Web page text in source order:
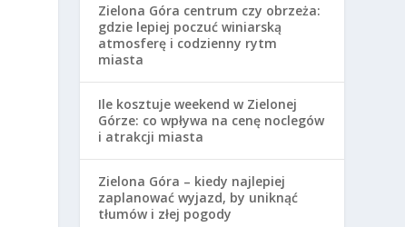
Zielona Góra centrum czy obrzeża:
gdzie lepiej poczuć winiarską
atmosferę i codzienny rytm
miasta
Ile kosztuje weekend w Zielonej
Górze: co wpływa na cenę noclegów
i atrakcji miasta
Zielona Góra – kiedy najlepiej
zaplanować wyjazd, by uniknąć
tłumów i złej pogody